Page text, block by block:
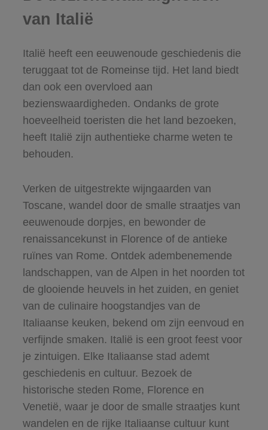
van Italië
Italië heeft een eeuwenoude geschiedenis die
teruggaat tot de Romeinse tijd. Het land biedt
dan ook een overvloed aan
bezienswaardigheden. Ondanks de grote
hoeveelheid toeristen die het land bezoeken,
heeft Italië zijn authentieke charme weten te
behouden.
Verken de uitgestrekte wijngaarden van
Toscane, wandel door de smalle straatjes van
eeuwenoude dorpjes, en bewonder de
renaissancekunst in Florence of de antieke
ruïnes van Rome. Ontdek adembenemende
landschappen, van de Alpen in het noorden tot
de glooiende heuvels in het zuiden, en geniet
van de culinaire hoogstandjes van de
Italiaanse keuken, bekend om zijn eenvoud en
verfijnde smaken. Italië is een groot feest voor
je zintuigen. Elke Italiaanse stad ademt
geschiedenis en cultuur. Bezoek de
historische steden Rome, Florence en
Venetië, waar je door de smalle straatjes kunt
wandelen en de rijke Italiaanse cultuur kunt